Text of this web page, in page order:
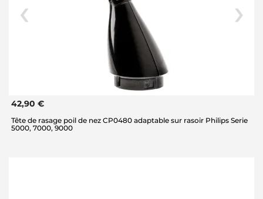
42,90 €
Tête de rasage poil de nez CP0480 adaptable sur rasoir Philips Serie
5000, 7000, 9000